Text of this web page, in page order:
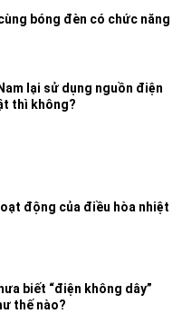
bóng đèn có chức năng
lại sử dụng nguồn điện
thì không?
động của điều hòa nhiệt
biết “điện không dây”
thế nào?